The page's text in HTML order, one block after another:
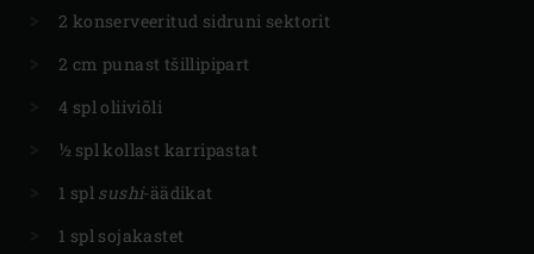
2 konserveeritud sidruni sektorit
2 cm punast tšillipipart
4 spl oliiviõli
½ spl kollast karripastat
1 spl sushi-äädikat
1 spl sojakastet